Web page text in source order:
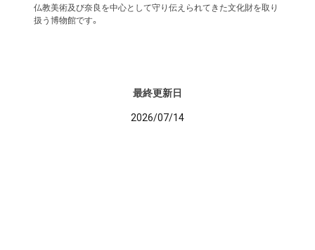
仏教美術及び奈良を中心として守り伝えられてきた文化財を取り
扱う博物館です。
最終更新日
2026/07/14